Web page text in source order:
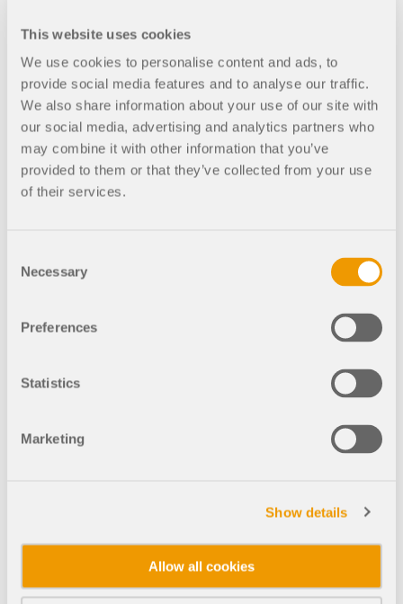
This website uses cookies
We use cookies to personalise content and ads, to
provide social media features and to analyse our traffic.
We also share information about your use of our site with
our social media, advertising and analytics partners who
may combine it with other information that you’ve
provided to them or that they’ve collected from your use
of their services.
Selection
Necessary
Preferences
Statistics
Marketing
Show details
Allow all cookies
Index
Erste Schritte
Anwendungen
Modellobjekte
Abos & Preise
Beispiele
FEM für Stahlverbindungen
Entwerfen und analysieren Sie Stahlverbindungen
mit CBFEM gemäß EN 1993-1-8 und AISC 360,
genauere Arbeitsabläufe in der Tragwerksplanung.
Stuttgart
Konferenz Stattgefunden